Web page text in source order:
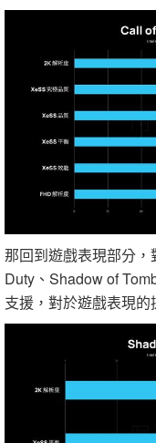
那回到遊戲表現部分
Duty、Shadow of
支援，對於遊戲表現的